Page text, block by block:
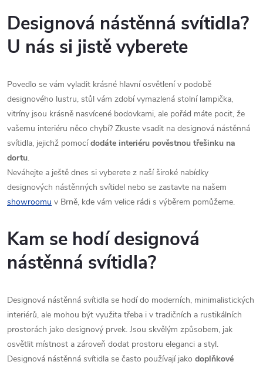
d
a
c
í
p
r
v
k
y
v
ý
p
i
s
u
á
n
k
v
á
n
í
Designová nástěnná svítidla?
U nás si jistě vyberete
Povedlo se vám vyladit krásné hlavní osvětlení v podobě
designového lustru, stůl vám zdobí vymazlená stolní lampička,
vitríny jsou krásně nasvícené bodovkami, ale pořád máte pocit, že
vašemu interiéru něco chybí? Zkuste vsadit na designová nástěnná
svítidla, jejichž pomocídodáte interiéru pověstnou třešinku na
dortu.
Neváhejte a ještě dnes si vyberete z naší široké nabídky
designových nástěnných svítidel nebo se zastavte na našem
showroomu v Brně, kde vám velice rádi s výběrem pomůžeme.
Kam se hodí designová
nástěnná svítidla?
Designová nástěnná svítidla se hodí do moderních, minimalistických
interiérů, ale mohou být využita třeba i v tradičních a rustikálních
prostorách jako designový prvek. Jsou skvělým způsobem, jak
osvětlit místnost a zároveň dodat prostoru eleganci a styl.
Designová nástěnná svítidla se často používají jako doplňkové